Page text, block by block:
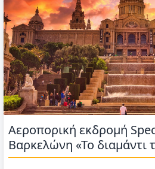
Αεροπορική εκδρομή
Βαρκελώνη «Το διαμάντι